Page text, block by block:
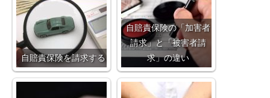
自賠責保険を請求する
自賠責保険の「加害者
請求」と「被害者請
求」の違い